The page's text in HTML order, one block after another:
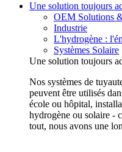
Une solution toujours
OEM Solutions
Industrie
L'hydrogène :
Systèmes Solaire
Une solution toujours
Nos systèmes de
peuvent être utilisés
école ou hôpital,
hydrogène ou solaire -
tout, nous avons une